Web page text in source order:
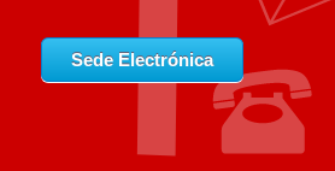
Sede Electrónica